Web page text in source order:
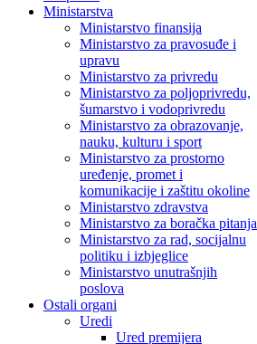
Ministarstva
Ministarstvo finansija
Ministarstvo za pravosuđe i
upravu
Ministarstvo za privredu
Ministarstvo za poljoprivredu,
šumarstvo i vodoprivredu
Ministarstvo za obrazovanje,
nauku, kulturu i sport
Ministarstvo za prostorno
uređenje, promet i
komunikacije i zaštitu okoline
Ministarstvo zdravstva
Ministarstvo za boračka pitanja
Ministarstvo za rad, socijalnu
politiku i izbjeglice
Ministarstvo unutrašnjih
poslova
Ostali organi
Uredi
Ured premijera